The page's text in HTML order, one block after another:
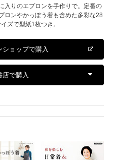
入りのエプロンを手作りで。定番の
ロンやかっぽう着も含めた多彩な28
ズで型紙1枚つき。
ョップで購入
店で購入